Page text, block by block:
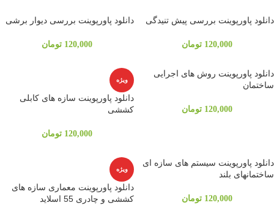
دانلود پاورپوینت بررسی پیش تنیدگی
120,000 تومان
دانلود پاورپوینت بررسی دیوار برشی
120,000 تومان
دانلود پاورپوینت روش های اجرایی
ساختمان
120,000 تومان
ویژه
دانلود پاورپوینت سازه های کابلی
کششی
120,000 تومان
دانلود پاورپوینت سيستم های سازه ای
ساختمانهای بلند
120,000 تومان
ویژه
دانلود پاورپوینت معماری سازه های
کششی و چادری 55 اسلاید